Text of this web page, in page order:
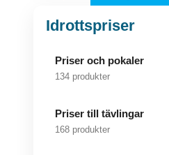
Idrottspriser
Priser och pokaler
134 produkter
Priser till tävlingar
168 produkter